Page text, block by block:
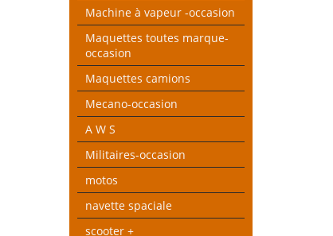
Machine à vapeur -occasion
Maquettes toutes marque-
occasion
Maquettes camions
Mecano-occasion
A W S
Militaires-occasion
motos
navette spaciale
scooter +